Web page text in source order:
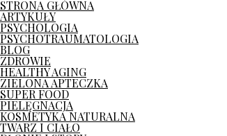
STRONA GŁÓWNA
ARTYKUŁY
PSYCHOLOGIA
PSYCHOTRAUMATOLOGIA
BLOG
ZDROWIE
HEALTHY AGING
ZIELONA APTECZKA
SUPER FOOD
PIELĘGNACJA
KOSMETYKA NATURALNA
TWARZ I CIAŁO